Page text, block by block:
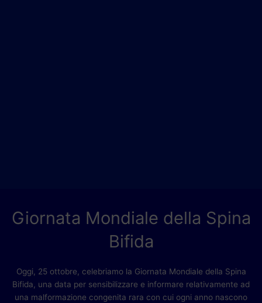
Giornata Mondiale della Spina
Bifida
Oggi, 25 ottobre, celebriamo la Giornata Mondiale della Spina
Bifida, una data per sensibilizzare e informare relativamente ad
una malformazione congenita rara con cui ogni anno nascono